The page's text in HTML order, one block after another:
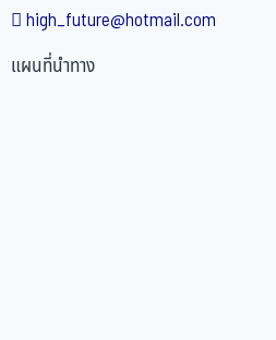
high_future@hotmail.com
แผนที่นำทาง